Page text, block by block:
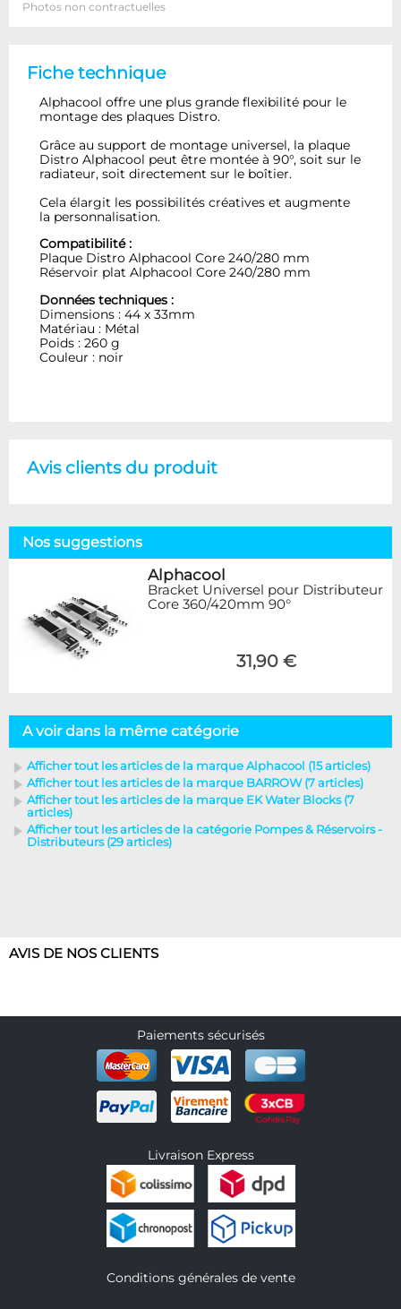
Photos non contractuelles
Fiche technique
Alphacool offre une plus grande flexibilité pour le
montage des plaques Distro.
Grâce au support de montage universel, la plaque
Distro Alphacool peut être montée à 90°, soit sur le
radiateur, soit directement sur le boîtier.
Cela élargit les possibilités créatives et augmente
la personnalisation.
Compatibilité :
Plaque Distro Alphacool Core 240/280 mm
Réservoir plat Alphacool Core 240/280 mm
Données techniques :
Dimensions : 44 x 33mm
Matériau : Métal
Poids : 260 g
Couleur : noir
Avis clients du produit
Nos suggestions
Alphacool
Bracket Universel pour Distributeur
Core 360/420mm 90°
31,90 €
A voir dans la même catégorie
Afficher tout les articles de la marque Alphacool (15 articles)
Afficher tout les articles de la marque BARROW (7 articles)
Afficher tout les articles de la marque EK Water Blocks (7
articles)
Afficher tout les articles de la catégorie Pompes & Réservoirs -
Distributeurs (29 articles)
AVIS DE NOS CLIENTS
Paiements sécurisés
Livraison Express
Conditions générales de vente